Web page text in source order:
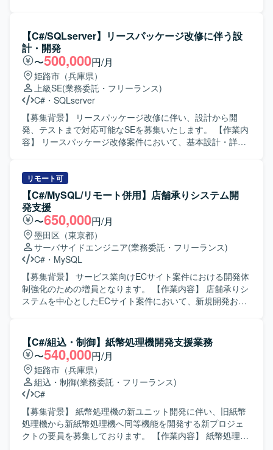
開発も担当していただきます。 【求める人物像】 C#とPHP
の両方での開発に柔軟に対応し、ホテル基幹システムの機
能追加や要件追加にも主体的に取り組んでいただける方を
求めています。 【ポジションの魅力】 ホテル基幹システム
の中核となる機能開発に携わることができ、多様な要件追
加を通じてC#およびPHPでの開発経験を幅広く積むことが
できます。 【開発環境】 C#, PHP, WebSocket, Laravel,
Vue3, PostgreSQL
【C#/SQLserver】リースパッケージ改修に伴う設
計・開発
〜500,000円/月
姫路市（兵庫県）
上級SE(業務委託・フリーランス)
C# ・ SQLserver
【募集背景】 リースパッケージ改修に伴い、設計から開
発、テストまで対応可能なSEを募集いたします。 【作業内
容】 リースパッケージ改修案件において、基本設計・詳細
ログラマを取りまとめながら、品質を担保した開発推進を
行っていただきます。 【求める人物像】 周囲と円滑にコミ
ュニケーションを取りながら、能動的に課題抽出や改善提
案ができる方を求めております。メンバーをリードし、状
況に応じて柔軟に立ち回れる方にマッチしたポジションで
す。 【ポジションの魅力】 パッケージ改修における上流か
ら下流まで一連の工程を経験できるため、設計スキルとマ
ネジメントスキルの双方を高めていただけます。リース業
務に関するドメイン知識も習得することができます。 【開
発環境】 C#、SQLServerを中心としたリースパッケージシ
ステムの開発環境となります。
リモート可
【C#/MySQL/リモート併用】店舗承りシステム開
発支援
〜650,000円/月
墨田区（東京都）
サーバサイドエンジニア(業務委託・フリーランス)
C# ・ MySQL
【募集背景】 サービス業向けECサイト案件における開発体
制強化のための増員となります。 【作業内容】 店舗承りシ
ステムを中心としたECサイト案件において、新規開発およ
造、テストまで一貫してご対応いただきます。また、参画
後の状況やスキル、ご経験に応じて、他案件の開発支援を
ご担当いただく可能性があります。具体的には、詳細設
計、プログラム開発、既存機能改修、不具合調査・改修、
単体テスト・結合テスト、各種ドキュメントの作成・修正
などを実施いただきます。 【求める人物像】 主体的に業務
へ取り組み、自ら課題を把握して解決に向けて動いていた
だける方を求めております。周囲と円滑なコミュニケーシ
ョンを取りながら、チームメンバーと協力して業務を推進
【C#/組込・制御】紙幣処理機開発支援業務
〜540,000円/月
姫路市（兵庫県）
組込・制御(業務委託・フリーランス)
C#
【募集背景】 紙幣処理機の新ユニット開発に伴い、旧紙幣
処理機から新紙幣処理機へ同等機能を開発する新プロジェ
クトの要員を募集しております。 【作業内容】 紙幣処理機